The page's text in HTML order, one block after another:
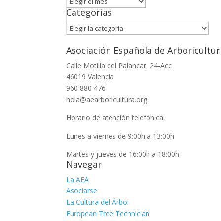
Categorías
Categorías
Asociación Española de
Calle Motilla del Palancar, 24-Acc
46019 Valencia
960 880 476
hola@aearboricultura.org
Horario de atención telefónica:
Lunes a viernes de 9:00h a 13:00h
Martes y jueves de 16:00h a 18:00h
Navegar
La AEA
Asociarse
La Cultura del Árbol
European Tree Technician